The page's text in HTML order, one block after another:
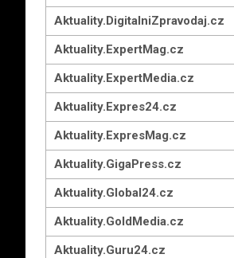
Aktuality.DigitalniZpravodaj.cz
Aktuality.ExpertMag.cz
Aktuality.ExpertMedia.cz
Aktuality.Expres24.cz
Aktuality.ExpresMag.cz
Aktuality.GigaPress.cz
Aktuality.Global24.cz
Aktuality.GoldMedia.cz
Aktuality.Guru24.cz